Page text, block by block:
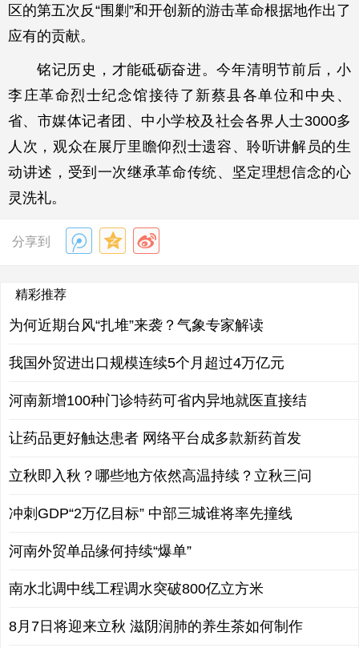
区的第五次反“围剿”和开创新的游击革命根据地作出了
应有的贡献。
铭记历史，才能砥砺奋进。今年清明节前后，小
李庄革命烈士纪念馆接待了新蔡县各单位和中央、
省、市媒体记者团、中小学校及社会各界人士3000多
人次，观众在展厅里瞻仰烈士遗容、聆听讲解员的生
动讲述，受到一次继承革命传统、坚定理想信念的心
灵洗礼。
分享到
精彩推荐
为何近期台风“扎堆”来袭？气象专家解读
我国外贸进出口规模连续5个月超过4万亿元
河南新增100种门诊特药可省内异地就医直接结
让药品更好触达患者 网络平台成多款新药首发
立秋即入秋？哪些地方依然高温持续？立秋三问
冲刺GDP“2万亿目标” 中部三城谁将率先撞线
河南外贸单品缘何持续“爆单”
南水北调中线工程调水突破800亿立方米
8月7日将迎来立秋 滋阴润肺的养生茶如何制作